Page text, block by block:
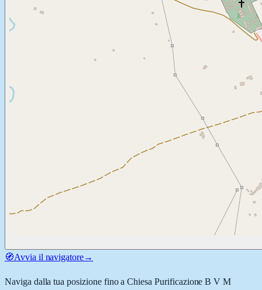
🧭Avvia il navigatore→
Naviga dalla tua posizione fino aChiesa Purificazione B V M